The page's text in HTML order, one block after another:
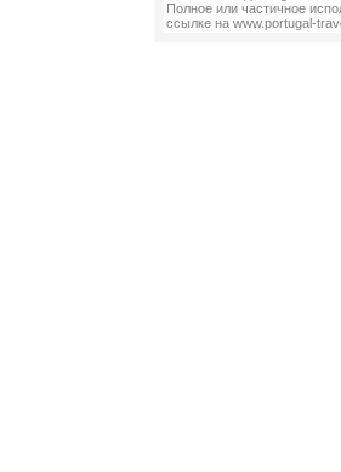
Полное или частичное
ссылке на www.portugal-